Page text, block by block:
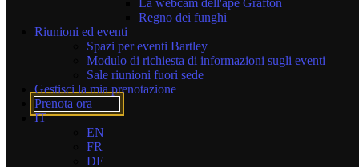
La webcam dell'ape Grafton
Regno dei funghi
Riunioni ed eventi
Spazi per eventi Bartley
Modulo di richiesta di informazioni sugli eventi
Sale riunioni fuori sede
Gestisci la mia prenotazione
Prenota ora
IT
EN
FR
DE
Caratteristiche e servizi principali:
Room Size between 34 sqm and 37 sqm | 365 & 398sqft
Super King